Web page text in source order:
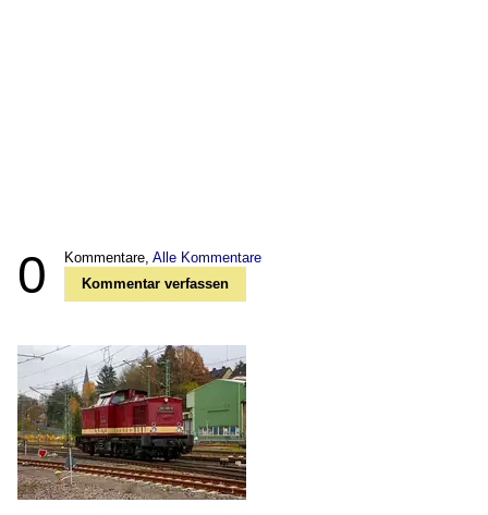
0 Kommentare, Alle Kommentare
Kommentar verfassen